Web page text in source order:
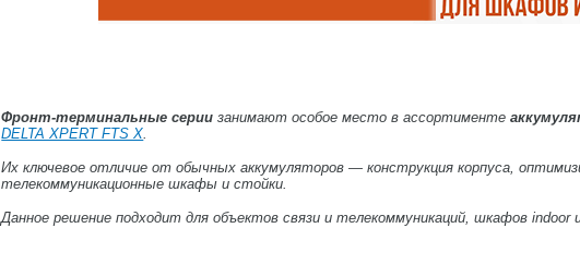
Фронт-терминальные сериизанимают особое место в ассортименте
DELTA XPERT FTS X.
Их ключевое отличие от обычных аккумуляторов — конструкция корпуса,
телекоммуникационные шкафы и стойки.
Данное решение подходит для объектов связи и телекоммуникаций, шкафов indoor